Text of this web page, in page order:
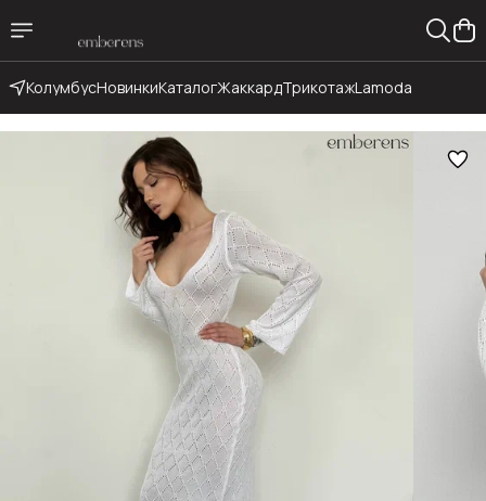
КолумбусНовинкиКаталогЖаккардТрикотажLamoda